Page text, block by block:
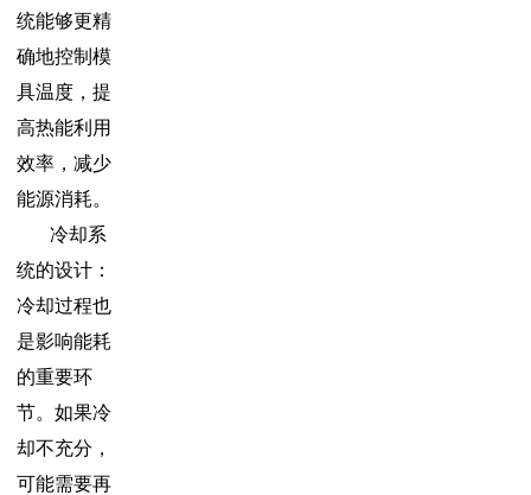
统能够更精
确地控制模
具温度，提
高热能利用
效率，减少
能源消耗。
冷却系
统的设计：
冷却过程也
是影响能耗
的重要环
节。如果冷
却不充分，
可能需要再